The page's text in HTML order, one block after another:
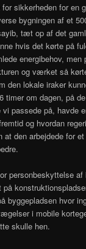
sikkerheden for en
bygningen af et
tæt op af det
hvis det kørte på
energibehov, men
og værket så
den lokale iraker
timer om dagen, på
passede på, havde
og hvordan
at den arbejdede for
personbeskyttelse af
byggepladsen hvor
i mobile
skulle hen.